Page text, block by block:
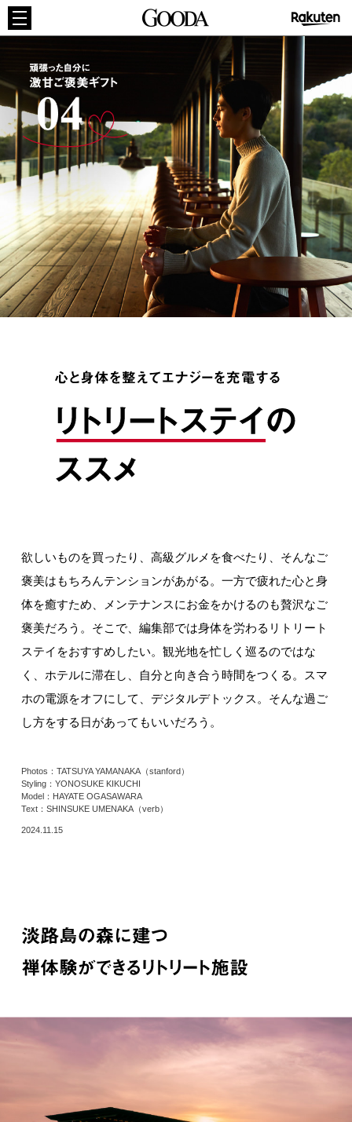
欲しいものを買ったり、高級グルメを食べたり、そんなご
褒美はもちろんテンションがあがる。一方で疲れた心と身
体を癒すため、メンテナンスにお金をかけるのも贅沢なご
褒美だろう。そこで、編集部では身体を労わるリトリート
ステイをおすすめしたい。観光地を忙しく巡るのではな
く、ホテルに滞在し、自分と向き合う時間をつくる。スマ
ホの電源をオフにして、デジタルデトックス。そんな過ご
し方をする日があってもいいだろう。
Photos：TATSUYA YAMANAKA（stanford）
Styling：YONOSUKE KIKUCHI
Model：HAYATE OGASAWARA
Text：SHINSUKE UMENAKA（verb）
2024.11.15